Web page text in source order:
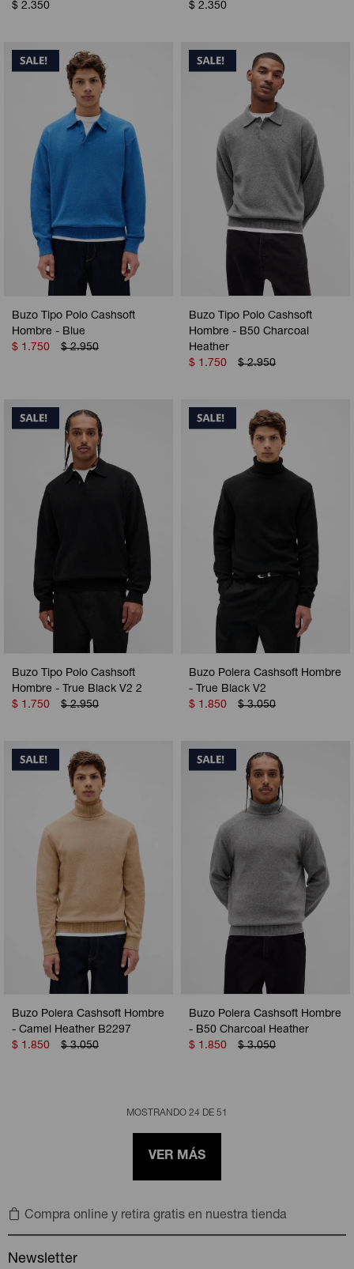
$ 2.350
$ 2.350
Buzo Tipo Polo Cashsoft
Hombre - Blue
$ 1.750 $ 2.950
Buzo Tipo Polo Cashsoft
Hombre - B50 Charcoal
Heather
$ 1.750 $ 2.950
Buzo Tipo Polo Cashsoft
Hombre - True Black V2 2
$ 1.750 $ 2.950
Buzo Polera Cashsoft Hombre
- True Black V2
$ 1.850 $ 3.050
Buzo Polera Cashsoft Hombre
- Camel Heather B2297
$ 1.850 $ 3.050
Buzo Polera Cashsoft Hombre
- B50 Charcoal Heather
$ 1.850 $ 3.050
MOSTRANDO 24 DE 51
VER MÁS
Compra online y retira gratis en nuestra tienda
Newsletter